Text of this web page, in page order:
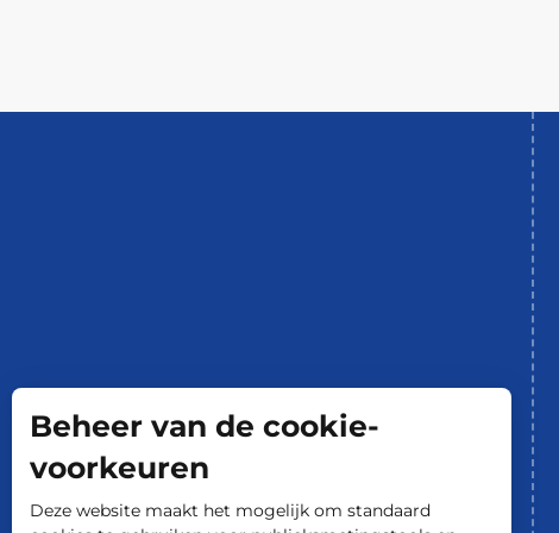
Beheer van de cookie-
voorkeuren
Deze website maakt het mogelijk om standaard